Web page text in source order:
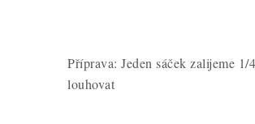
Příprava: Jeden sáček zalijeme
louhovat